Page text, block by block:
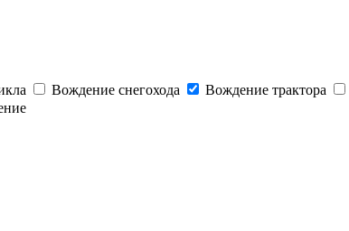
Вождение снегохода Вождение трактора